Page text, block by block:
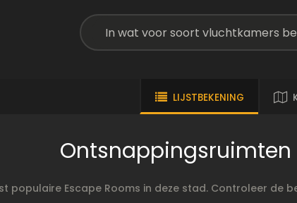
LIJSTBEKENING
Ontsnappingsruimten
populaire Escape Rooms in deze stad. Controleer de